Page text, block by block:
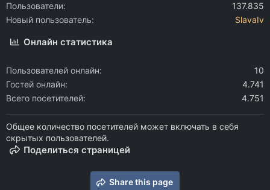
Пользователи
137.835
Новый пользователь
SlavaIv
Онлайн статистика
Пользователей онлайн
10
Гостей онлайн
4.741
Всего посетителей
4.751
Общее количество посетителей может включать в себя
скрытых пользователей.
Поделиться страницей
Share this page